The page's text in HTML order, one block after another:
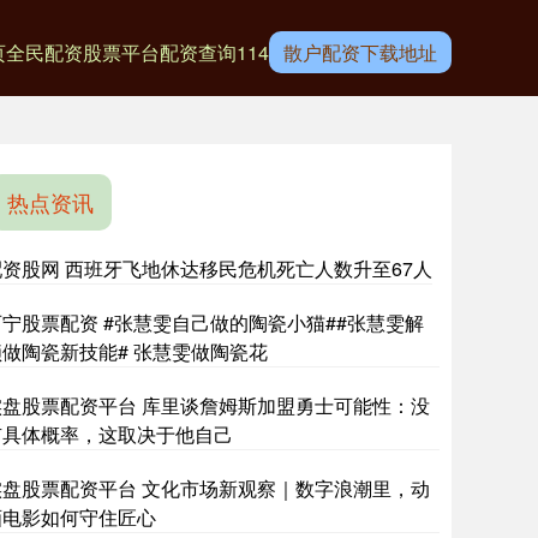
全民配资股票平台配资查询114 散户配资下载地址
热点资讯
股网 西班牙飞地休达移民危机死亡人数升至67人
股票配资 #张慧雯自己做的陶瓷小猫##张慧雯解
陶瓷新技能# 张慧雯做陶瓷花
股票配资平台 库里谈詹姆斯加盟勇士可能性：没
体概率，这取决于他自己
股票配资平台 文化市场新观察｜数字浪潮里，动
影如何守住匠心